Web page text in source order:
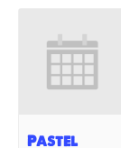
Pastel